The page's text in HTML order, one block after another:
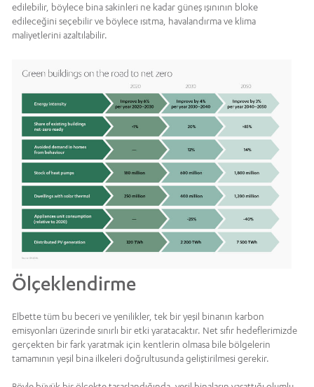
edilebilir, böylece bina sakinleri ne kadar güneş ışınının bloke
edileceğini seçebilir ve böylece ısıtma, havalandırma ve klima
maliyetlerini azaltılabilir.
Ölçeklendirme
Elbette tüm bu beceri ve yenilikler, tek bir yeşil binanın karbon
emisyonları üzerinde sınırlı bir etki yaratacaktır. Net sıfır hedeflerimizde
gerçekten bir fark yaratmak için kentlerin olmasa bile bölgelerin
tamamının yeşil bina ilkeleri doğrultusunda geliştirilmesi gerekir.